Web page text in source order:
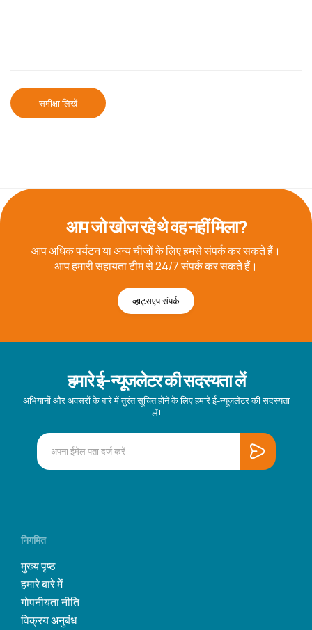
समीक्षा लिखें
आप जो खोज रहे थे वह नहीं मिला?
आप अधिक पर्यटन या अन्य चीजों के लिए हमसे संपर्क कर सकते हैं।
आप हमारी सहायता टीम से 24/7 संपर्क कर सकते हैं।
व्हाट्सएप संपर्क
हमारे ई-न्यूजलेटर की सदस्यता लें
अभियानों और अवसरों के बारे में तुरंत सूचित होने के लिए हमारे ई-न्यूज़लेटर की सदस्यता
लें!
निगमित
मुख्य पृष्ठ
हमारे बारे में
गोपनीयता नीति
विक्रय अनुबंध